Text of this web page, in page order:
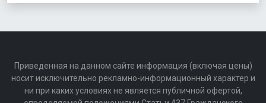
Приведенная на данном сайте информация (включая цены)
носит исключительно рекламно-информационный характер и
ни при каких условиях не является публичной офертой,